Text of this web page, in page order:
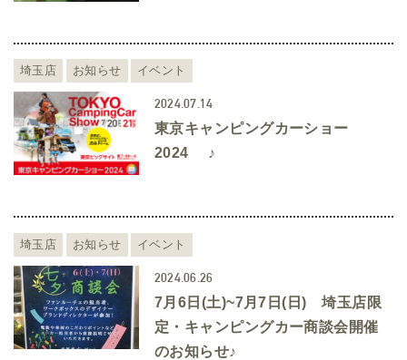
埼玉店 お知らせ イベント
2024.07.14
東京キャンピングカーショー
2024 ♪
埼玉店 お知らせ イベント
2024.06.26
7月6日(土)~7月7日(日) 埼玉店限
定・キャンピングカー商談会開催
のお知らせ♪